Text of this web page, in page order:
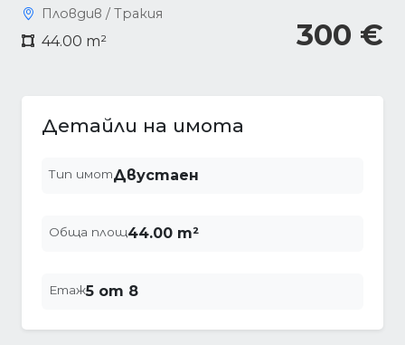
300 €
Пловдив / Тракия
44.00 m²
Детайли на имота
Тип имотДвустаен
Обща площ44.00 m²
Етаж5 от 8